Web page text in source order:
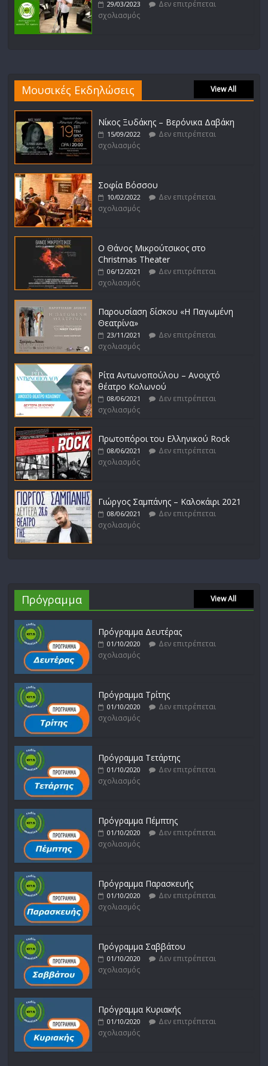
29/03/2023
Δεν επιτρέπεται
σχολιασμός
Μουσικές Εκδηλώσεις View All
Νίκος Ξυδάκης – Βερόνικα Δαβάκη
15/09/2022
Δεν επιτρέπεται
σχολιασμός
Σοφία Βόσσου
10/02/2022
Δεν επιτρέπεται
σχολιασμός
Ο Θάνος Μικρούτσικος στο
Christmas Theater
06/12/2021
Δεν επιτρέπεται
σχολιασμός
Παρουσίαση δίσκου «Η Παγωμένη
Θεατρίνα»
23/11/2021
Δεν επιτρέπεται
σχολιασμός
Ρίτα Αντωνοπούλου – Ανοιχτό
θέατρο Κολωνού
08/06/2021
Δεν επιτρέπεται
σχολιασμός
Πρωτοπόροι του Ελληνικού Rock
08/06/2021
Δεν επιτρέπεται
σχολιασμός
Γιώργος Σαμπάνης – Καλοκάιρι 2021
08/06/2021
Δεν επιτρέπεται
σχολιασμός
Πρόγραμμα View All
Πρόγραμμα Δευτέρας
01/10/2020
Δεν επιτρέπεται
σχολιασμός
Πρόγραμμα Τρίτης
01/10/2020
Δεν επιτρέπεται
σχολιασμός
Πρόγραμμα Τετάρτης
01/10/2020
Δεν επιτρέπεται
σχολιασμός
Πρόγραμμα Πέμπτης
01/10/2020
Δεν επιτρέπεται
σχολιασμός
Πρόγραμμα Παρασκευής
01/10/2020
Δεν επιτρέπεται
σχολιασμός
Πρόγραμμα Σαββάτου
01/10/2020
Δεν επιτρέπεται
σχολιασμός
Πρόγραμμα Κυριακής
01/10/2020
Δεν επιτρέπεται
σχολιασμός